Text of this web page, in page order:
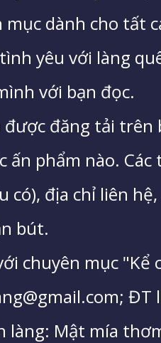
dành cho tất
yêu với làng
với bạn đọc.
được đăng tải
ấn phẩm nào.
có), địa chỉ liên
bút.
chuyên mục
ĐT
làng: Mật mía